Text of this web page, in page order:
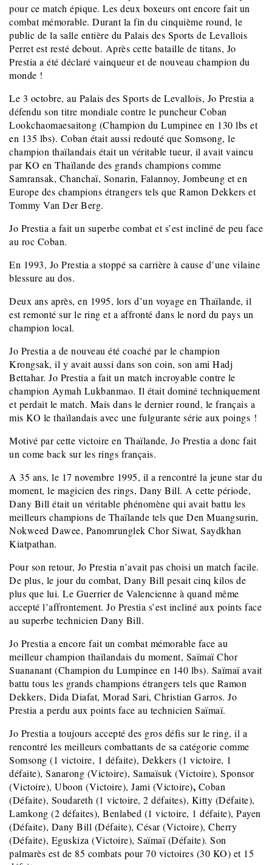
pour ce match épique. Les deux boxeurs ont encore fait un
combat mémorable. Durant la fin du cinquième round, le
public de la salle entière du Palais des Sports de Levallois
Perret est resté debout. Après cette bataille de titans, Jo
Prestia a été déclaré vainqueur et de nouveau champion du
monde !
Le 3 octobre, au Palais des Sports de Levallois, Jo Prestia a
défendu son titre mondiale contre le puncheur Coban
Lookchaomaesaitong (Champion du Lumpinee en 130 lbs et
en 135 lbs). Coban était aussi redouté que Somsong, le
champion thaïlandais était un véritable tueur, il avait vaincu
par KO en Thaïlande des grands champions comme
Samransak, Chanchaï, Sonarin, Falannoy, Jombeung et en
Europe des champions étrangers tels que Ramon Dekkers et
Tommy Van Der Berg.
Jo Prestia a fait un superbe combat et s’est incliné de peu face
au roc Coban.
En 1993, Jo Prestia a stoppé sa carrière à cause d’une vilaine
blessure au dos.
Deux ans après, en 1995, lors d’un voyage en Thaïlande, il
est remonté sur le ring et a affronté dans le nord du pays un
champion local.
Jo Prestia a de nouveau été coaché par le champion
Krongsak, il y avait aussi dans son coin, son ami Hadj
Bettahar. Jo Prestia a fait un match incroyable contre le
champion Aymah Lukbanmao. Il était dominé techniquement
et perdait le match. Mais dans le dernier round, le français a
mis KO le thaïlandais avec une fulgurante série aux poings !
Motivé par cette victoire en Thaïlande, Jo Prestia a donc fait
un come back sur les rings français.
A 35 ans, le 17 novembre 1995, il a rencontré la jeune star du
moment, le magicien des rings, Dany Bill. A cette période,
Dany Bill était un véritable phénomène qui avait battu les
meilleurs champions de Thaïlande tels que Den Muangsurin,
Nokweed Dawee, Panomrunglek Chor Siwat, Saydkhan
Kiatpathan.
Pour son retour, Jo Prestia n’avait pas choisi un match facile.
De plus, le jour du combat, Dany Bill pesait cinq kilos de
plus que lui. Le Guerrier de Valencienne à quand même
accepté l’affrontement. Jo Prestia s’est incliné aux points face
au superbe technicien Dany Bill.
Jo Prestia a encore fait un combat mémorable face au
meilleur champion thaïlandais du moment, Saïmaï Chor
Suananant (Champion du Lumpinee en 140 lbs). Saïmaï avait
battu tous les grands champions étrangers tels que Ramon
Dekkers, Dida Diafat, Morad Sari, Christian Garros. Jo
Prestia a perdu aux points face au technicien Saïmaï.
Jo Prestia a toujours accepté des gros défis sur le ring, il a
rencontré les meilleurs combattants de sa catégorie comme
Somsong (1 victoire, 1 défaite), Dekkers (1 victoire, 1
défaite), Sanarong (Victoire), Samaïsuk (Victoire), Sponsor
(Victoire), Uboon (Victoire), Jami (Victoire), Coban
(Défaite), Soudareth (1 victoire, 2 défaites), Kitty (Défaite),
Lamkong (2 défaites), Benlabed (1 victoire, 1 défaite), Payen
(Défaite), Dany Bill (Défaite), César (Victoire), Cherry
(Défaite), Eguskiza (Victoire), Saïmaï (Défaite). Son
palmarès est de 85 combats pour 70 victoires (30 KO) et 15